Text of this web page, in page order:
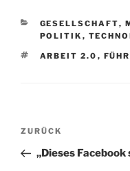
KATEGORIEN
GESELLSCHAFT,
POLITIK ,
SCHLAGWÖRTER
ARBEIT 2.0 ,
Vorheriger
Beitrag
ZURÜCK
„Dieses